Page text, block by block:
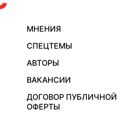
МНЕНИЯ
СПЕЦТЕМЫ
АВТОРЫ
ВАКАНСИИ
ДОГОВОР ПУБЛИЧНОЙ
ОФЕРТЫ